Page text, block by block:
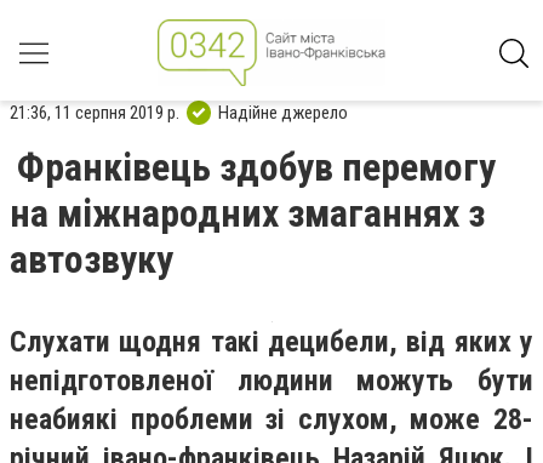
21:36, 11 серпня 2019 р. Надійне джерело
Франківець здобув перемогу
на міжнародних змаганнях з
автозвуку
Слухати щодня такі децибели, від яких у
непідготовленої людини можуть бути
неабиякі проблеми зі слухом, може 28-